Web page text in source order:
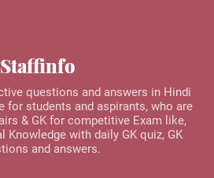
Staffinfo
questions and answers in Hindi
for students and aspirants, who are
& GK for competitive Exam like,
Knowledge with daily GK quiz, GK
and answers.